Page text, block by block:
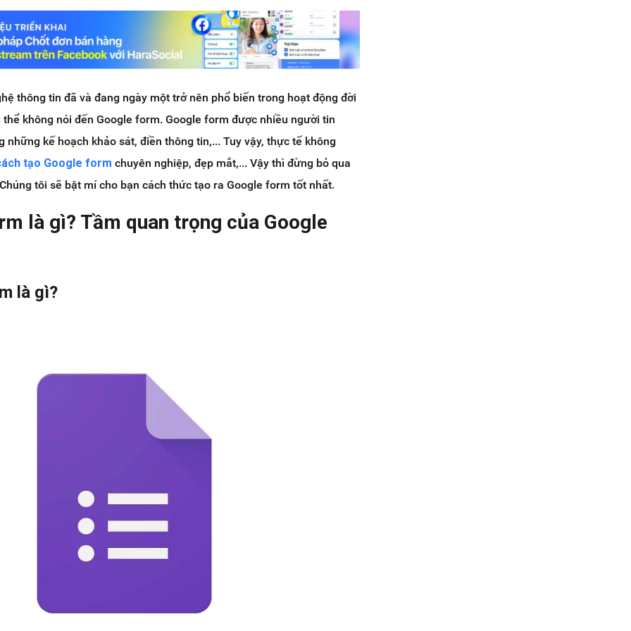
thông tin đã và đang ngày một trở nên phổ biến trong hoạt động đời
thể không nói đến Google form. Google form được nhiều người tin
những kế hoạch khảo sát, điền thông tin,... Tuy vậy, thực tế không
tạo Google form chuyên nghiệp, đẹp mắt,... Vậy thì đừng bỏ qua
tôi sẽ bật mí cho bạn cách thức tạo ra Google form tốt nhất.
là gì? Tầm quan trọng của Google
là gì?